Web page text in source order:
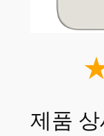
제품